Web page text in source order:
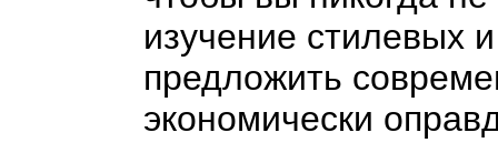
изучение стилевых
предложить
экономически